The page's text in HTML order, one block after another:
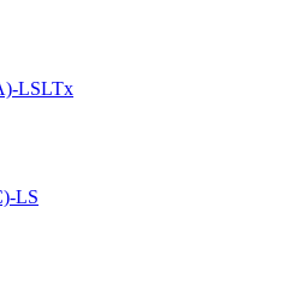
LSLTx
LS